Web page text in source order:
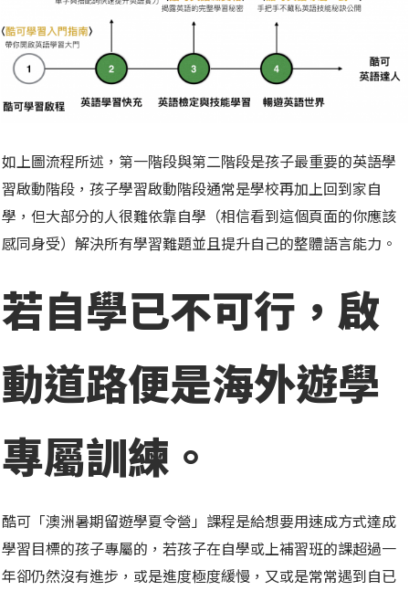
如上圖流程所述，第一階段與第二階段是孩子最重要的英語學
習啟動階段，孩子學習啟動階段通常是學校再加上回到家自
學，但大部分的人很難依靠自學（相信看到這個頁面的你應該
感同身受）解決所有學習難題並且提升自己的整體語言能力。
若自學已不可行，啟
動道路便是海外遊學
專屬訓練。
酷可「澳洲暑期留遊學夏令營」課程是給想要用速成方式達成
學習目標的孩子專屬的，若孩子在自學或上補習班的課超過一
年卻仍然沒有進步，或是進度極度緩慢，又或是常常遇到自已